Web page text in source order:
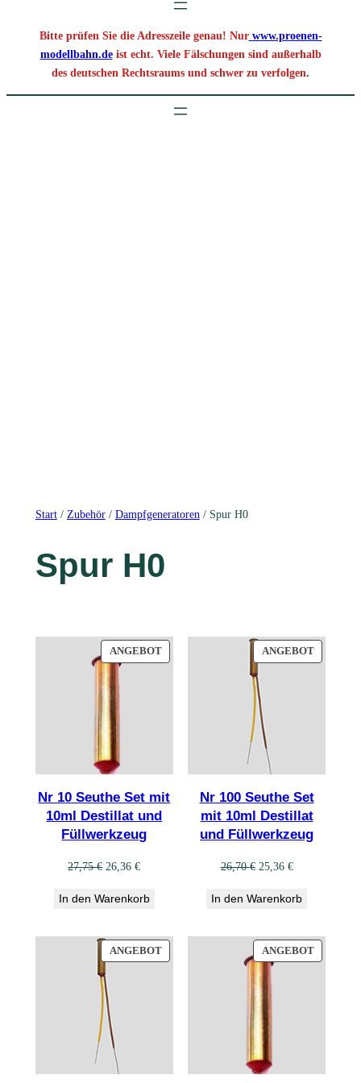
Bitte prüfen Sie die Adresszeile genau! Nur www.proenen-
modellbahn.deist echt. Viele Fälschungen sind außerhalb
des deutschen Rechtsraums und schwer zu verfolgen.
Start/ Zubehör/ Dampfgeneratoren / Spur H0
Spur H0
ANGEBOTPRODUKT
IM
Nr 10 Seuthe Set mit
10ml Destillat und
Füllwerkzeug
27,75€ Ursprünglicher
war:
26,36€Aktueller
ist:
In den Warenkorb
ANGEBOT
IM
Nr 100 Seuthe Set
mit 10ml Destillat
und Füllwerkzeug
26,70€ Ursprünglicher
war:
25,36 €Aktueller
ist:
In den Warenkorb
ANGEBOTPRODUKT
ANGEBOT